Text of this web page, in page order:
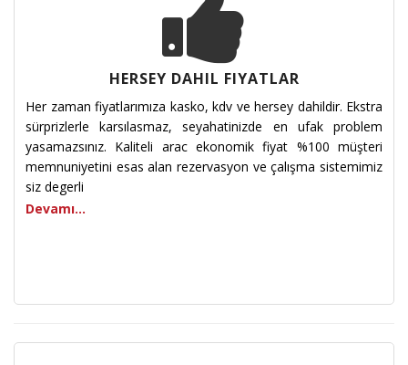
HERSEY DAHIL FIYATLAR
Her zaman fiyatlarımıza kasko, kdv ve hersey dahildir. Ekstra
sürprizlerle karsılasmaz, seyahatinizde en ufak problem
yasamazsınız. Kaliteli arac ekonomik fiyat %100 müşteri
memnuniyetini esas alan rezervasyon ve çalışma sistemimiz
siz degerli
Devamı...